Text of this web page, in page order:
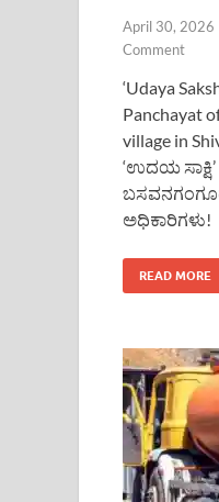
April 30, 2026
Comment
‘Udaya
Panchayat
village in
‘ಉದಯ
ಅಧಿಕಾರಿಗಳು!
READ MORE